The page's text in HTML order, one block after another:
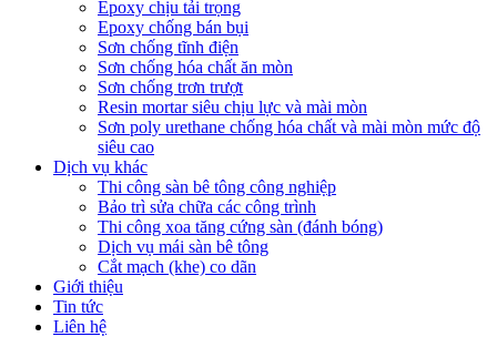
Epoxy chịu tải trọng
Epoxy chống bán bụi
Sơn chống tĩnh điện
Sơn chống hóa chất ăn mòn
Sơn chống trơn trượt
Resin mortar siêu chịu lực và mài mòn
Sơn poly urethane chống hóa chất và mài mòn mức độ
siêu cao
Dịch vụ khác
Thi công sàn bê tông công nghiệp
Bảo trì sửa chữa các công trình
Thi công xoa tăng cứng sàn (đánh bóng)
Dịch vụ mái sàn bê tông
Cắt mạch (khe) co dãn
Giới thiệu
Tin tức
Liên hệ